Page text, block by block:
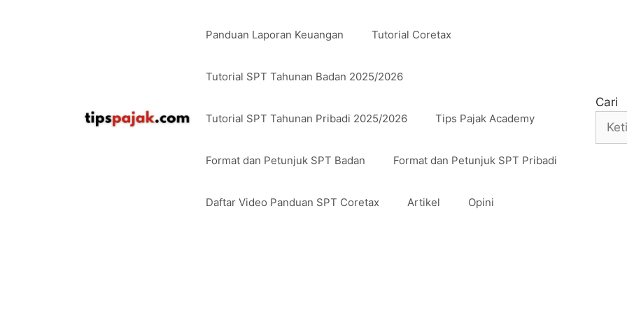
Panduan Laporan Keuangan Tutorial Coretax
Tutorial SPT Tahunan Badan 2025/2026
Tutorial SPT Tahunan Pribadi 2025/2026 Tips Pajak Academy
Format dan Petunjuk SPT Badan Format dan Petunjuk SPT Pribadi
Daftar Video Panduan SPT Coretax Artikel Opini
Cari